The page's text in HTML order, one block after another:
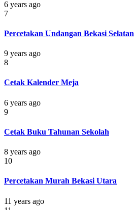
6 years ago
7
Percetakan Undangan Bekasi Selatan
9 years ago
8
Cetak Kalender Meja
6 years ago
9
Cetak Buku Tahunan Sekolah
8 years ago
10
Percetakan Murah Bekasi Utara
11 years ago